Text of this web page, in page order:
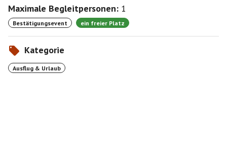
Maximale Begleitpersonen: 1
Bestätigungsevent ein freier Platz
Kategorie
Ausflug & Urlaub